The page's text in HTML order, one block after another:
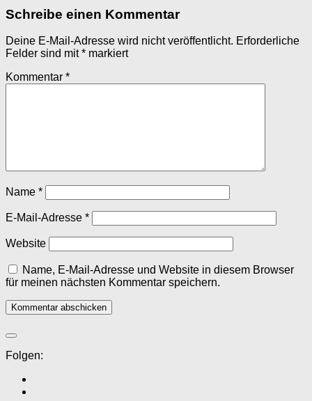
Schreibe einen Kommentar
Deine E-Mail-Adresse wird nicht veröffentlicht. Erforderliche
Felder sind mit* markiert
Kommentar *
Name *
E-Mail-Adresse *
Website
Name, E-Mail-Adresse und Website in diesem Browser
für meinen nächsten Kommentar speichern.
Folgen: